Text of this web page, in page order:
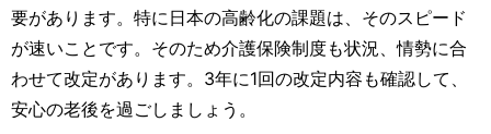
要があります。特に日本の高齢化の課題は、そのスピード
が速いことです。そのため介護保険制度も状況、情勢に合
わせて改定があります。3年に1回の改定内容も確認して、
安心の老後を過ごしましょう。